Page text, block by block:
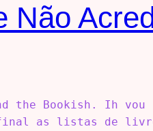
Não
the Bookish. Ih
as listas de